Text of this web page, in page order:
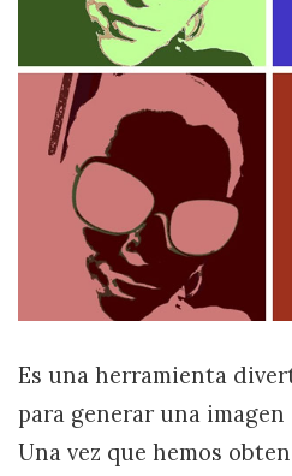
Es una herramienta
para generar una
Una vez que hemos